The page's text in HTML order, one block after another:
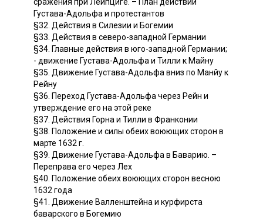
Густава-Адольфа и протестантов
§32. Действия в Силезии и Богемии
§33. Действия в северо-западной Германии
§34. Главные действия в юго-западной Германии;
- движение Густава-Адольфа и Тилли к Майну
§35. Движение Густава-Адольфа вниз по Манйу к
Рейну
§36. Переход Густава-Адольфа через Рейн и
утверждение его на этой реке
§37. Действия Горна и Тилли в Франконии
§38. Положение и силы обеих воюющих сторон в
марте 1632 г.
§39. Движение Густава-Адольфа в Баварию. –
Переправа его через Лех
§40. Положение обеих воюющих сторон весною
1632 года
§41. Движение Валленштейна и курфирста
баварского в Богемию